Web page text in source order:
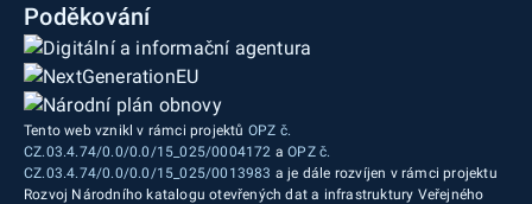
Poděkování
Tento web vznikl v rámci projektů OPZ č.
CZ.03.4.74/0.0/0.0/15_025/0004172 aOPZ č.
CZ.03.4.74/0.0/0.0/15_025/0013983 a je dále rozvíjen v rámci projektu
Rozvoj Národního katalogu otevřených dat a infrastruktury Veřejného